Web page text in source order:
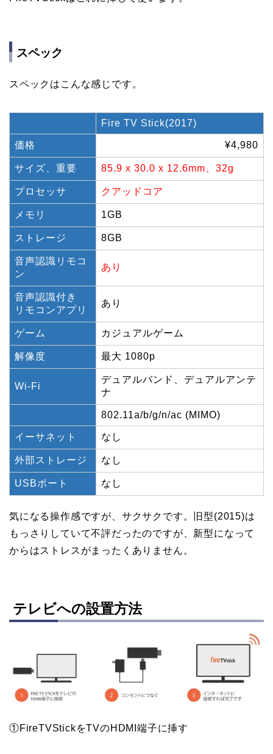
スペック
スペックはこんな感じです。
Fire TV Stick(2017)
価格 ¥4,980
サイズ、重要 85.9 x 30.0 x 12.6mm、32g
プロセッサ クアッドコア
メモリ 1GB
ストレージ 8GB
音声認識リモコ
ン
あり
音声認識付き
リモコンアプリ
あり
ゲーム カジュアルゲーム
解像度 最大 1080p
Wi-Fi
デュアルバンド、デュアルアンテ
ナ
802.11a/b/g/n/ac (MIMO)
イーサネット なし
外部ストレージ なし
USBポート なし
気になる操作感ですが、サクサクです。旧型(2015)は
もっさりしていて不評だったのですが、新型になって
からはストレスがまったくありません。
テレビへの設置方法
①FireTVStickをTVのHDMI端子に挿す